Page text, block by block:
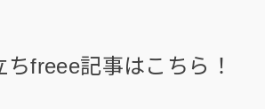
freee記事はこちら！